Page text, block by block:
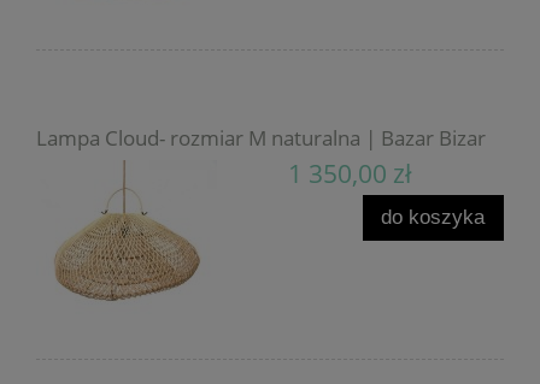
Lampa Cloud- rozmiar M naturalna | Bazar Bizar
1 350,00 zł
do koszyka